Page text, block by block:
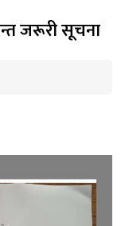
जरूरी सूचना